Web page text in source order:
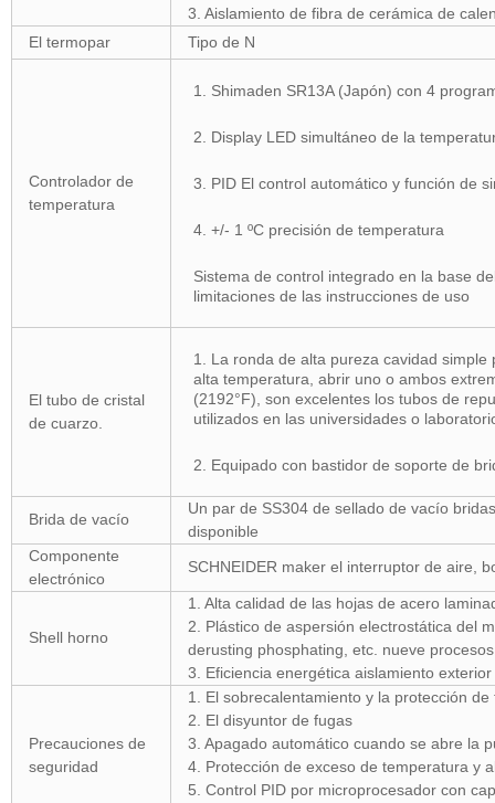
3. Aislamiento de fibra de cerámica de
El termopar
Tipo de N
Controlador de
temperatura
1. Shimaden SR13A (Japón) con 4
2. Display LED simultáneo de la
3. PID El control automático y función de
4. +/- 1 ºC precisión de temperatura
Sistema de control integrado en la base
limitaciones de las instrucciones de uso
El tubo de cristal
de cuarzo.
1. La ronda de alta pureza cavidad
alta temperatura, abrir uno o ambos
(2192°F), son excelentes los tubos de
utilizados en las universidades o
2. Equipado con bastidor de soporte de
Brida de vacío
Un par de SS304 de sellado de vacío
disponible
Componente
electrónico
SCHNEIDER maker el interruptor de aire,
Shell horno
1. Alta calidad de las hojas de acero
2. Plástico de aspersión electrostática del
derusting phosphating, etc. nueve procesos
3. Eficiencia energética aislamiento
Precauciones de
seguridad
1. El sobrecalentamiento y la protección
2. El disyuntor de fugas
3. Apagado automático cuando se abre la
4. Protección de exceso de temperatura y
5. Control PID por microprocesador con